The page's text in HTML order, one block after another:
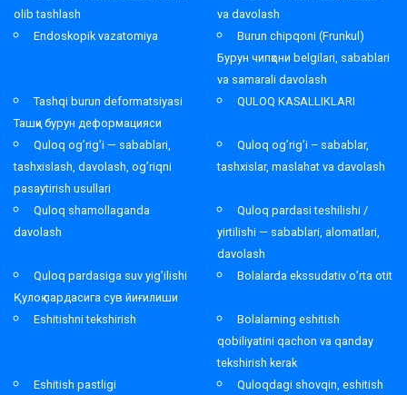
olib tashlash
va davolash
Endoskopik vazatomiya
Burun chipqoni (Frunkul)
Бурун чипқони belgilari, sabablari
va samarali davolash
Tashqi burun deformatsiyasi
Ташқи бурун деформацияси
QULOQ KASALLIKLARI
Quloq og’rig’i — sabablari,
tashxislash, davolash, og’riqni
pasaytirish usullari
Quloq og’rig’i – sabablar,
tashxislar, maslahat va davolash
Quloq shamollaganda
davolash
Quloq pardasi teshilishi /
yirtilishi — sabablari, alomatlari,
davolash
Quloq pardasiga suv yig’ilishi
Қулоқ пардасига сув йиғилиши
Bolalarda ekssudativ o’rta otit
Eshitishni tekshirish
Bolalarning eshitish
qobiliyatini qachon va qanday
tekshirish kerak
Eshitish pastligi
Quloqdagi shovqin, eshitish